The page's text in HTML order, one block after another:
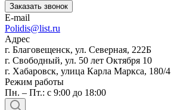
Заказать звонок
E-mail
Polidis@list.ru
Адрес
г. Благовещенск, ул. Северная, 222Б
г. Свободный, ул. 50 лет Октября 10
г. Хабаровск, улица Карла Маркса, 180/4
Режим работы
Пн. – Пт.: с 9:00 до 18:00